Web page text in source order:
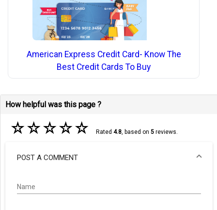
American Express Credit Card- Know The
Best Credit Cards To Buy
How helpful was this page ?
☆☆☆☆☆ Rated 4.8, based on 5reviews.
POST A COMMENT
Name